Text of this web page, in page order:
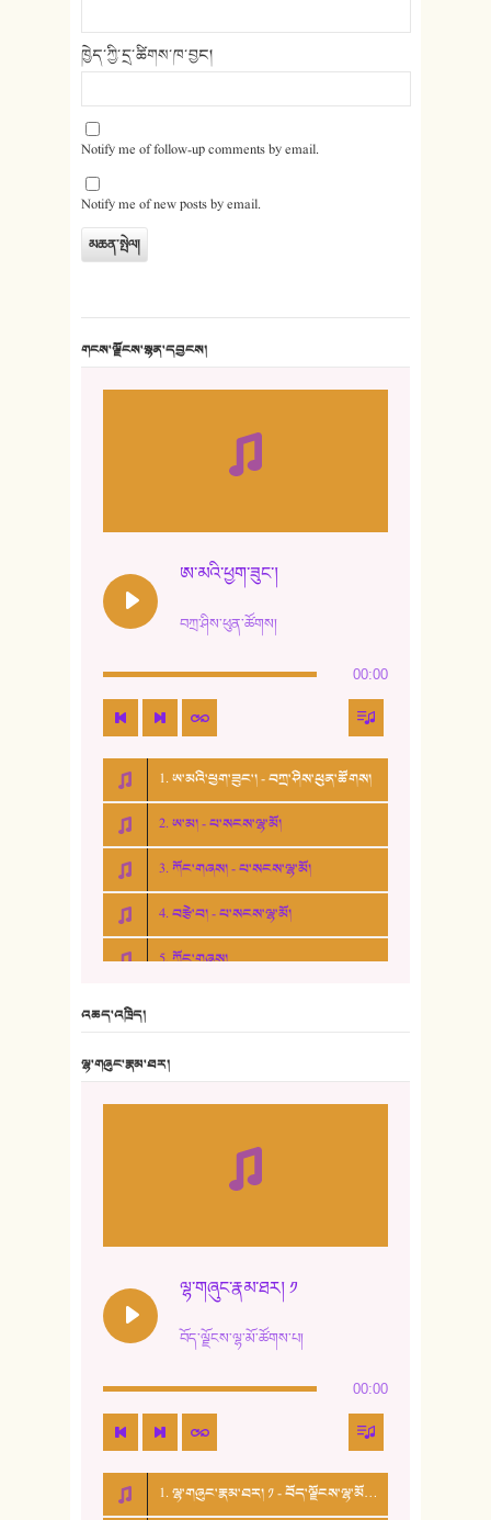
ཁྱེད་ཀྱི་དྲ་ཚིགས་ཁ་བྱང།
Notify me of follow-up comments by email.
Notify me of new posts by email.
གངས་ལྗོངས་སྙན་དབྱངས།
ཨ་མའི་ཕྱག་ཟུང་།
བཀྲ་ཤིས་ཕུན་ཚོགས།
00:00
1. ཨ་མའི་ཕྱག་ཟུང་། - བཀྲ་ཤིས་ཕུན་ཚོགས།
2. ཨ་མ། - པ་སངས་ལྷ་མོ།
3. ཀོང་གཞས། - པ་སངས་ལྷ་མོ།
4. བརྩེ་བ། - པ་སངས་ལྷ་མོ།
5. ཀོང་གཞས།
10. ཆང་གཞས། ༣
15. ཤམ་པ་ལ་ཡི་སྲས་མོ།
16. ལྷ་བུ་དར་བུ།
17. ང་བོད་པ་ཡིན། - ཕུར་བུ་རྣམ་རྒྱལ།
འཆད་འཁྲིད།
ལྷ་གཞུང་རྣམ་ཐར།
ལྷ་གཞུང་རྣམ་ཐར། ༡
བོད་ལྗོངས་ལྷ་མོ་ཚོགས་པ།
00:00
1. ལྷ་གཞུང་རྣམ་ཐར། ༡ - བོད་ལྗོངས་ལྷ་མོ་ཚོགས་པ།